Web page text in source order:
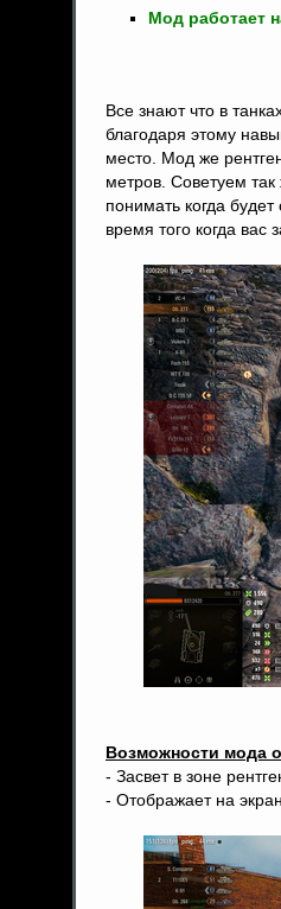
Мод работает
Все знают что в
благодаря этому
место. Мод же
метров. Советуем так
понимать когда
время того когда вас
Возможности мода
- Засвет в зоне
- Отображает на